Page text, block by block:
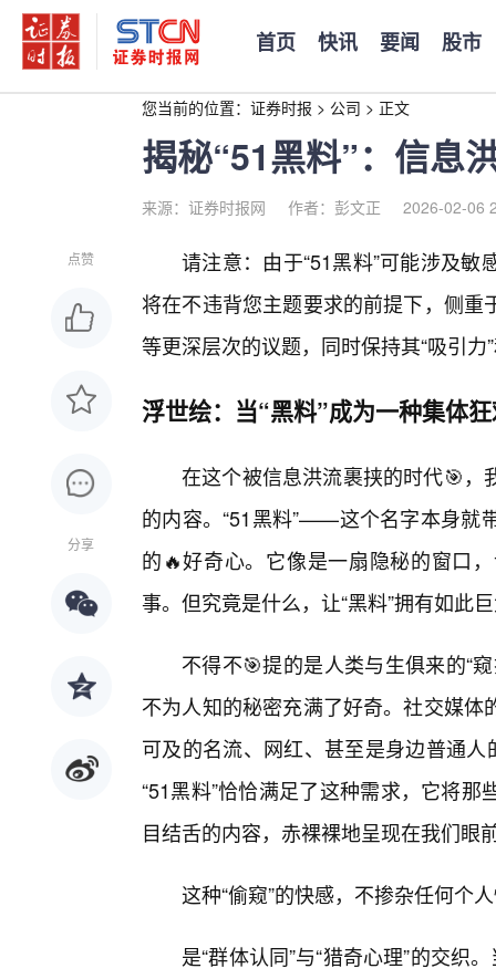
首页 快讯 要闻 股市
您当前的位置： 证券时报 > 公司 > 正文
揭秘“51黑料”：信息
来源：证券时报网 作者：彭文正 2026-02-06
点赞
分享
请注意：由于“51黑料”可能涉及
将在不违背您主题要求的前提下，侧
等更深层次的议题，同时保持其“吸引力
浮世绘：当“黑料”成为一种集体
在这个被信息洪流裹挟的时代🎯，
的内容。“51黑料”——这个名字本身就
的🔥好奇心。它像是一扇隐秘的窗口
事。但究竟是什么，让“黑料”拥有如此
不得不🎯提的是人类与生俱来的“
不为人知的秘密充满了好奇。社交媒
可及的名流、网红、甚至是身边普通
“51黑料”恰恰满足了这种需求，它将
目结舌的内容，赤裸裸地呈现在我们眼
这种“偷窥”的快感，不掺杂任何个
是“群体认同”与“猎奇心理”的交织